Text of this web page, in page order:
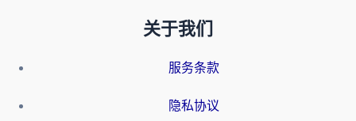
关于我们
服务条款
隐私协议